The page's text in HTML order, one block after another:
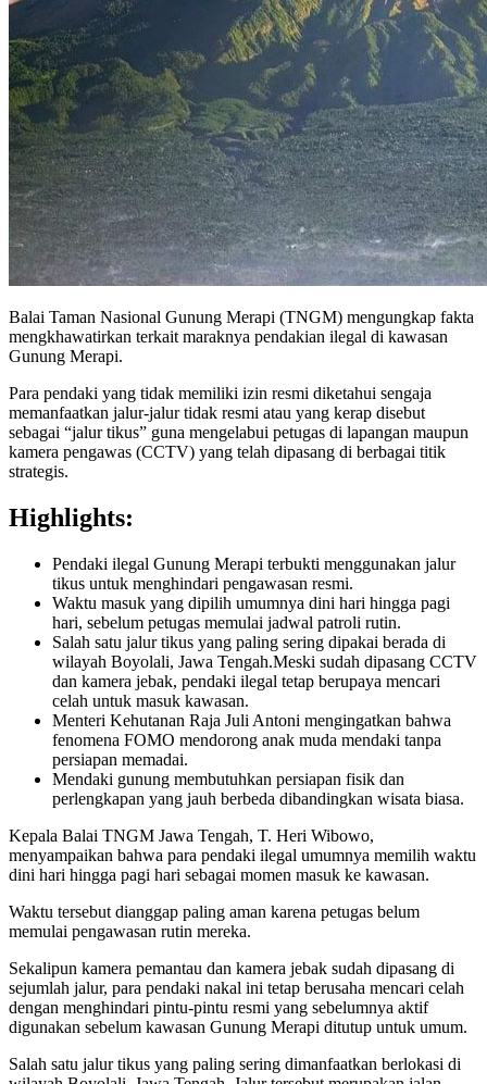
Balai Taman Nasional Gunung Merapi (TNGM) mengungkap fakta
mengkhawatirkan terkait maraknya pendakian ilegal di kawasan
Gunung Merapi.
Para pendaki yang tidak memiliki izin resmi diketahui sengaja
memanfaatkan jalur-jalur tidak resmi atau yang kerap disebut
sebagai “jalur tikus” guna mengelabui petugas di lapangan maupun
kamera pengawas (CCTV) yang telah dipasang di berbagai titik
strategis.
Highlights:
Pendaki ilegal Gunung Merapi terbukti menggunakan jalur
tikus untuk menghindari pengawasan resmi.
Waktu masuk yang dipilih umumnya dini hari hingga pagi
hari, sebelum petugas memulai jadwal patroli rutin.
Salah satu jalur tikus yang paling sering dipakai berada di
wilayah Boyolali, Jawa Tengah.Meski sudah dipasang CCTV
dan kamera jebak, pendaki ilegal tetap berupaya mencari
celah untuk masuk kawasan.
Menteri Kehutanan Raja Juli Antoni mengingatkan bahwa
fenomena FOMO mendorong anak muda mendaki tanpa
persiapan memadai.
Mendaki gunung membutuhkan persiapan fisik dan
perlengkapan yang jauh berbeda dibandingkan wisata biasa.
Kepala Balai TNGM Jawa Tengah, T. Heri Wibowo,
menyampaikan bahwa para pendaki ilegal umumnya memilih waktu
dini hari hingga pagi hari sebagai momen masuk ke kawasan.
Waktu tersebut dianggap paling aman karena petugas belum
memulai pengawasan rutin mereka.
Sekalipun kamera pemantau dan kamera jebak sudah dipasang di
sejumlah jalur, para pendaki nakal ini tetap berusaha mencari celah
dengan menghindari pintu-pintu resmi yang sebelumnya aktif
digunakan sebelum kawasan Gunung Merapi ditutup untuk umum.
Salah satu jalur tikus yang paling sering dimanfaatkan berlokasi di